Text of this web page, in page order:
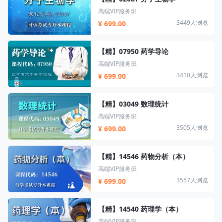
高端VIP服务班
¥ 699.00 3449人浏览
【精】07950 药学导论
高端VIP服务班
¥ 699.00 3410人浏览
【精】03049 数理统计
高端VIP服务班
¥ 699.00 3505人浏览
【精】14546 药物分析（本）
高端VIP服务班
¥ 699.00 3557人浏览
【精】14540 药理学（本）